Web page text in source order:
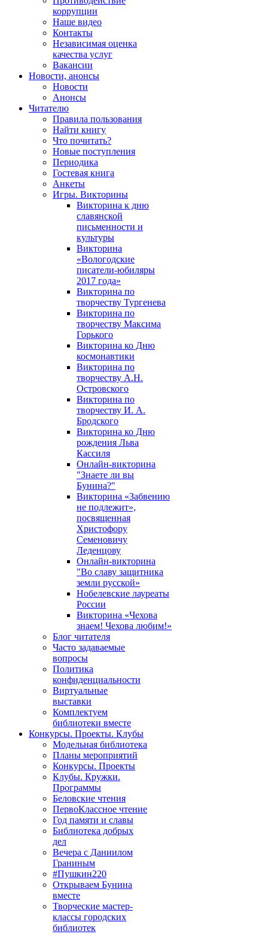
коррупции
Наше видео
Контакты
Независимая оценка
качества услуг
Вакансии
Новости, анонсы
Новости
Анонсы
Читателю
Правила пользования
Найти книгу
Что почитать?
Новые поступления
Периодика
Гостевая книга
Анкеты
Игры. Викторины
Викторина к дню
славянской
письменности и
культуры
Викторина
«Вологодские
писатели-юбиляры
2017 года»
Викторина по
творчеству Тургенева
Викторина по
творчеству Максима
Горького
Викторина ко Дню
космонавтики
Викторина по
творчеству А.Н.
Островского
Викторина по
творчеству И. А.
Бродского
Викторина ко Дню
рождения Льва
Кассиля
Онлайн-викторина
"Знаете ли вы
Бунина?"
Викторина «Забвению
не подлежит»,
посвященная
Христофору
Семеновичу
Леденцову
Онлайн-викторина
"Во славу защитника
земли русской»
Нобелевские лауреаты
России
Викторина «Чехова
знаем! Чехова любим!»
Блог читателя
Часто задаваемые
вопросы
Политика
конфиденциальности
Виртуальные
выставки
Комплектуем
библиотеки вместе
Конкурсы. Проекты. Клубы
Модельная библиотека
Планы мероприятий
Конкурсы. Проекты
Клубы. Кружки.
Программы
Беловские чтения
ПервоКлассное чтение
Год памяти и славы
Библиотека добрых
дел
Вечера с Даниилом
Граниным
#Пушкин220
Открываем Бунина
вместе
Творческие мастер-
классы городских
библиотек